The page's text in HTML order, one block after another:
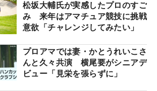
松坂大輔氏が実感したプロのすご
み 来年はアマチュア競技に挑戦
意欲「チャレンジしてみたい」
プロアマでは妻・かとうれいこさ
んと久々共演 横尾要がシニアデ
ビュー「見栄を張らずに」